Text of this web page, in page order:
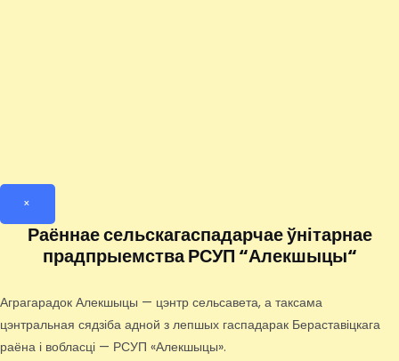
×
Раённае сельскагаспадарчае ўнітарнае
прадпрыемства РСУП “Алекшыцы“
Аграгарадок Алекшыцы — цэнтр сельсавета, а таксама
цэнтральная сядзіба адной з лепшых гаспадарак Бераставіцкага
раёна і вобласці — РСУП «Алекшыцы».